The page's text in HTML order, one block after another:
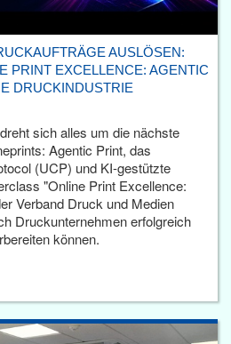
AUSLÖSEN:
PRINT EXCELLENCE: AGENTIC
DRUCKINDUSTRIE
sich alles um die nächste
Agentic Print, das
(UCP) und KI-gestützte
"Online Print Excellence:
Verband Druck und Medien
Druckunternehmen erfolgreich
können.